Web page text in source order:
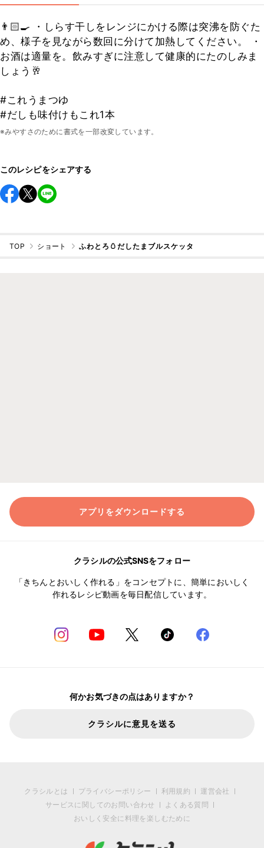
👨🏻‍🍳 ・しらす干しをレンジにかける際は突沸を防ぐた
め、様子を見ながら数回に分けて加熱してください。 ・
お酒は適量を。飲みすぎに注意して健康的にたのしみま
しょう🥂
#これうまつゆ
#だしも味付けもこれ1本
※みやすさのために書式を一部改変しています。
このレシピをシェアする
TOP ショート ふわとろ🥚だしたまブルスケッタ
アプリをダウンロードする
クラシルの公式SNSをフォロー
「きちんとおいしく作れる」をコンセプトに、簡単においしく
作れるレシピ動画を毎日配信しています。
何かお気づきの点はありますか？
クラシルに意見を送る
クラシルとは プライバシーポリシー 利用規約
運営会社
サービスに関してのお問い合わせ
よくある質問
おいしく安全に料理を楽しむために